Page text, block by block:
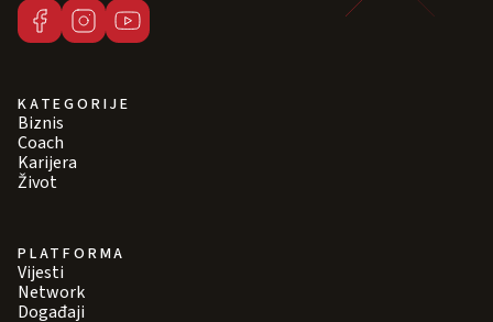
KATEGORIJE
Biznis
Coach
Karijera
Život
PLATFORMA
Vijesti
Network
Događaji